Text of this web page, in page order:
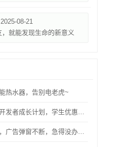
2025-08-21
，就能发现生命的新意义
热水器，告别电老虎~
【建站】七牛云校园开发者成长计划，学生优惠，需验证学生邮箱
【手机】爸妈的手机，广告弹窗不断，急得没办法只能关机重启？用ADB卸载快应用框架！